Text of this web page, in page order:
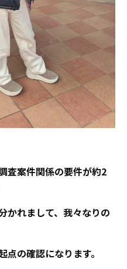
査案件関係の要件が約2
かれまして、我々なりの
の確認になります。